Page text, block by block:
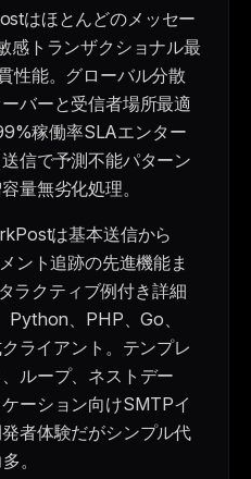
はほとんどのメッセー
感トランザクショナル最
性能。グローバル分散
バーと受信者場所最適
稼働率SLAエンター
信で予測不能パターン
量無劣化処理。
は基本送信から
ント追跡の先進機能ま
ラクティブ例付き詳細
Python、PHP、Go、
ライアント。テンプレ
ループ、ネストデー
ーション向けSMTPイ
者体験だがシンプル代
。